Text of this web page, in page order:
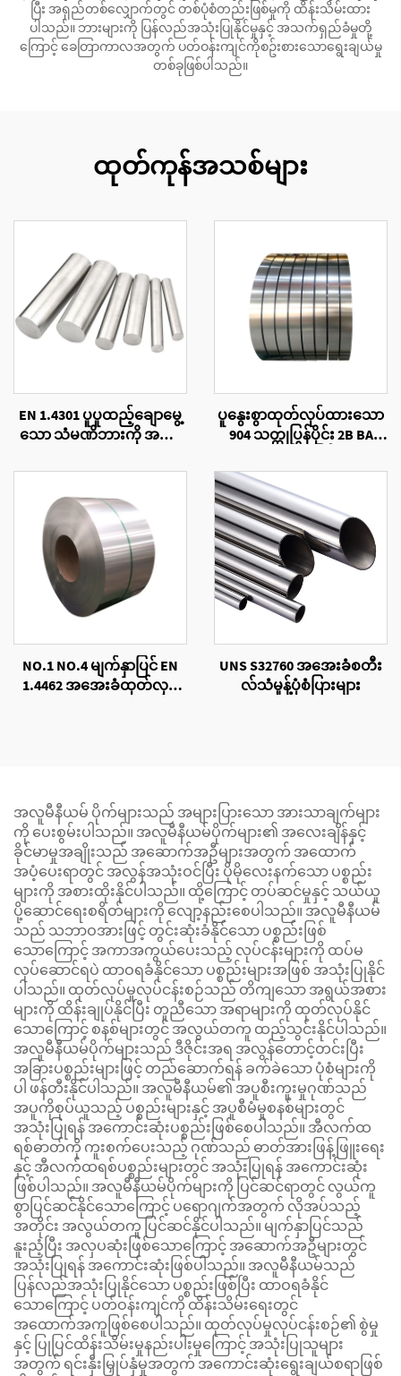
ပြီး အရှည်တစ်လျှောက်တွင် တစ်ပုံစံတည်းဖြစ်မှုကို ထိန်းသိမ်းထား
ပါသည်။ ဘားများကို ပြန်လည်အသုံးပြုနိုင်မှုနှင့် အသက်ရှည်ခံမှုတို့
ကြောင့် ခေတြာကာလအတွက် ပတ်ဝန်းကျင်ကိုစဥ်းစားသောရွေးချယ်မှု
တစ်ခုဖြစ်ပါသည်။
ထုတ်ကုန်အသစ်များ
EN 1.4301 ပူပူထည့်ချောမွေ့
သော သံမဏိဘားကို အမျိုး
ပူနွေးစွာထုတ်လုပ်ထားသော
904 သတ္တုပြွန်ပိုင်း 2B BA
NO.1 NO.4 မျက်နှာပြင် EN
1.4462 အအေးခံထုတ်လုပ်
UNS S32760 အအေးခံစတီး
လ်သံမှုန့်ပုံစံပြားများ
အလူမီနီယမ် ပိုက်များသည် အများပြားသော အားသာချက်များ
ကို ပေးစွမ်းပါသည်။ အလူမီနီယမ်ပိုက်များ၏ အလေးချိန်နှင့်
ခိုင်မာမှုအချိုးသည် အဆောက်အဦများအတွက် အထောက်
အပံ့ပေးရာတွင် အလွန်အသုံးဝင်ပြီး ပိုမိုလေးနက်သော ပစ္စည်း
များကို အစားထိုးနိုင်ပါသည်။ ထို့ကြောင့် တပ်ဆင်မှုနှင့် သယ်ယူ
ပို့ဆောင်ရေးစရိတ်များကို လျော့နည်းစေပါသည်။ အလူမီနီယမ်
သည် သဘာဝအားဖြင့် တွင်းဆုံးခံနိုင်သော ပစ္စည်းဖြစ်
သောကြောင့် အကာအကွယ်ပေးသည့် လုပ်ငန်းများကို ထပ်မ
လုပ်ဆောင်ရပဲ ထာဝရခံနိုင်သော ပစ္စည်းများအဖြစ် အသုံးပြုနိုင်
ပါသည်။ ထုတ်လုပ်မှုလုပ်ငန်းစဉ်သည် တိကျသော အရွယ်အစား
များကို ထိန်းချုပ်နိုင်ပြီး တူညီသော အရာများကို ထုတ်လုပ်နိုင်
သောကြောင့် စနစ်များတွင် အလွယ်တကူ ထည့်သွင်းနိုင်ပါသည်။
အလူမီနီယမ်ပိုက်များသည် ဒီဇိုင်းအရ အလွန်တောင့်တင်းပြီး
အခြားပစ္စည်းများဖြင့် တည်ဆောက်ရန် ခက်ခဲသော ပုံစံများကို
ပါ ဖန်တီးနိုင်ပါသည်။ အလူမီနီယမ်၏ အပူစီးကူးမှုဂုဏ်သည်
အပူကိုစုပ်ယူသည့် ပစ္စည်းများနှင့် အပူစီမံမှုစနစ်များတွင်
အသုံးပြုရန် အကောင်းဆုံးပစ္စည်းဖြစ်စေပါသည်။ အီလက်ထ
ရစ်ဓာတ်ကို ကူးစက်ပေးသည့် ဂုဏ်သည် ဓာတ်အားဖြန့်ဖြူးရေး
နှင့် အီလက်ထရစ်ပစ္စည်းများတွင် အသုံးပြုရန် အကောင်းဆုံး
ဖြစ်ပါသည်။ အလူမီနီယမ်ပိုက်များကို ပြင်ဆင်ရာတွင် လွယ်ကူ
စွာပြင်ဆင်နိုင်သောကြောင့် ပရောဂျက်အတွက် လိုအပ်သည့်
အတိုင်း အလွယ်တကူ ပြင်ဆင်နိုင်ပါသည်။ မျက်နှာပြင်သည်
နူးညံ့ပြီး အလှပဆုံးဖြစ်သောကြောင့် အဆောက်အဦများတွင်
အသုံးပြုရန် အကောင်းဆုံးဖြစ်ပါသည်။ အလူမီနီယမ်သည်
ပြန်လည်အသုံးပြုနိုင်သော ပစ္စည်းဖြစ်ပြီး ထာဝရခံနိုင်
သောကြောင့် ပတ်ဝန်းကျင်ကို ထိန်းသိမ်းရေးတွင်
အထောက်အကူဖြစ်စေပါသည်။ ထုတ်လုပ်မှုလုပ်ငန်းစဉ်၏ စွဲမှု
နှင့် ပြုပြင်ထိန်းသိမ်းမှုနည်းပါးမှုကြောင့် အသုံးပြုသူများ
အတွက် ရင်းနှီးမြှုပ်နှံမှုအတွက် အကောင်းဆုံးရွေးချယ်စရာဖြစ်